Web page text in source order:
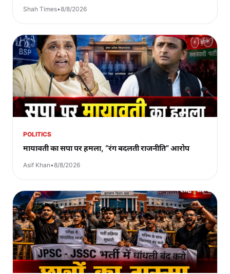
Shah Times•8/8/2026
POLITICS
मायावती का सपा पर हमला, “रंग बदलती राजनीति” आरोप
Asif Khan•8/8/2026